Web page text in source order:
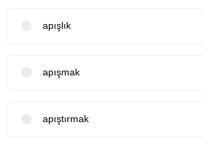
apışlık
apışmak
apıştırmak